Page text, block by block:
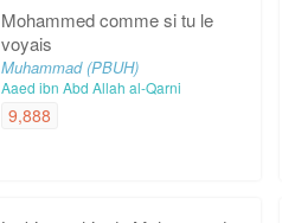
Mohammed comme si tu le
voyais
Muhammad (PBUH)
Aaed ibn Abd Allah al-Qarni
9,888